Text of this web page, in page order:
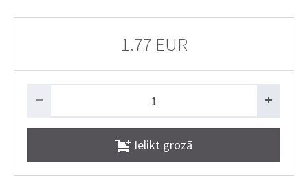
1.77 EUR
Ielikt grozā